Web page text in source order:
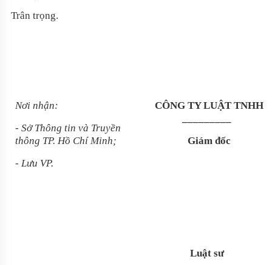
Trân trọng.
Nơi nhận:
- Sở Thông tin và Truyền
thông TP. Hồ Chí Minh;
- Lưu VP.
CÔNG TY LUẬT TNHH
Giám đốc
Luật sư